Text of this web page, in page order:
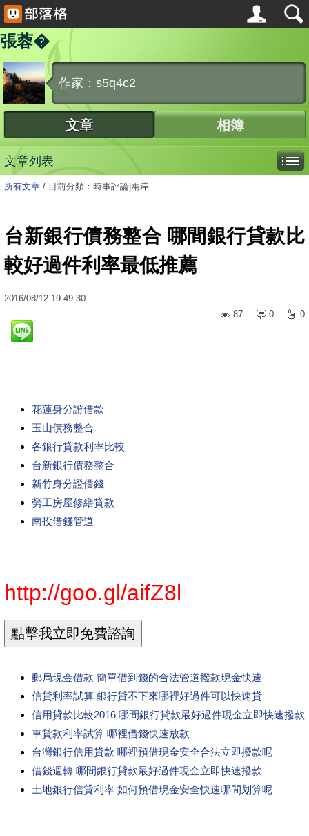
張蓉�
作家：s5q4c2
文章 相簿
文章列表
所有文章 / 目前分類：時事評論|兩岸
台新銀行債務整合 哪間銀行貸款比
較好過件利率最低推薦
2016/08/12 19:49:30
87
0 0
花蓮身分證借款
玉山債務整合
各銀行貸款利率比較
台新銀行債務整合
新竹身分證借錢
勞工房屋修繕貸款
南投借錢管道
http://goo.gl/aifZ8l
郵局現金借款 簡單借到錢的合法管道撥款現金快速
信貸利率試算 銀行貸不下來哪裡好過件可以快速貸
信用貸款比較2016 哪間銀行貸款最好過件現金立即快速撥款
車貸款利率試算 哪裡借錢快速放款
台灣銀行信用貸款 哪裡預借現金安全合法立即撥款呢
借錢週轉 哪間銀行貸款最好過件現金立即快速撥款
土地銀行信貸利率 如何預借現金安全快速哪間划算呢